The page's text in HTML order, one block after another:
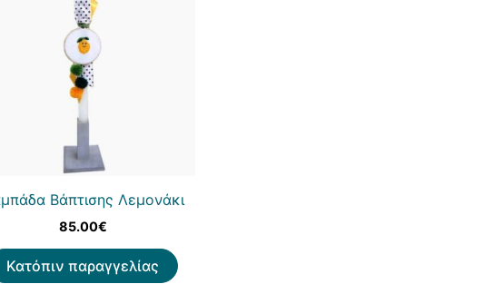
Βάπτισης Λεμονάκι
85.00€
Κατόπιν παραγγελίας